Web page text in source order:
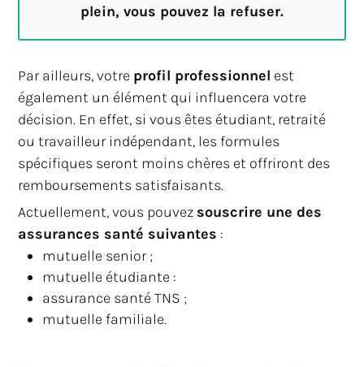
plein, vous pouvez la refuser.
Par ailleurs, votre profil professionnel est
également un élément qui influencera votre
décision. En effet, si vous êtes étudiant, retraité
ou travailleur indépendant, les formules
spécifiques seront moins chères et offriront des
remboursements satisfaisants.
Actuellement, vous pouvez souscrire une des
assurances santé suivantes :
mutuelle senior ;
mutuelle étudiante :
assurance santé TNS ;
mutuelle familiale.